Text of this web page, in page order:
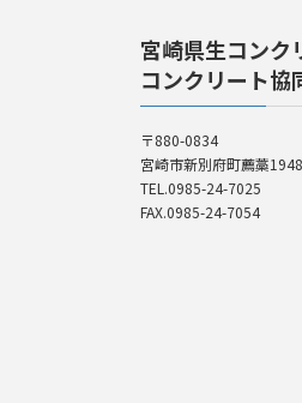
宮崎県生コンク
コンクリート協
〒880-0834
宮崎市新別府町薦藁
TEL.0985-24-7025
FAX.0985-24-7054